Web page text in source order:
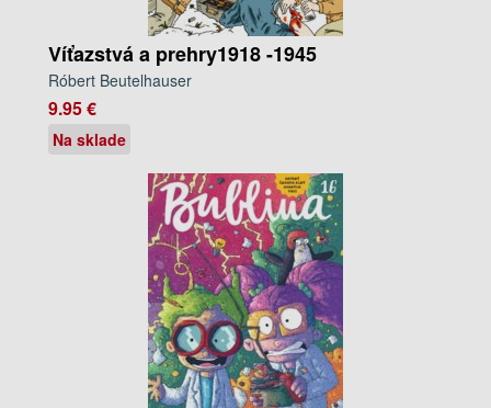
Víťazstvá a prehry1918 -1945
Róbert Beutelhauser
9.95 €
Na sklade